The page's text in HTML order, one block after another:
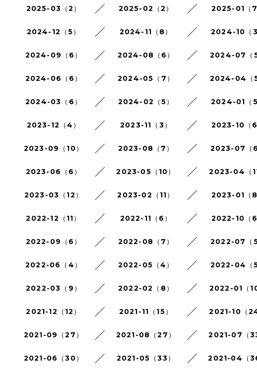
2025-03（2） 2025-02（2） 2025-01（7
2024-12（5） 2024-11（8） 2024-10（3
2024-09（6） 2024-08（6） 2024-07（5
2024-06（6） 2024-05（7） 2024-04（5
2024-03（6） 2024-02（5） 2024-01（5
2023-12（4） 2023-11（3） 2023-10（6
2023-09（10） 2023-08（7） 2023-07（6
2023-06（6） 2023-05（10） 2023-04（11
2023-03（12） 2023-02（11） 2023-01（8
2022-12（11） 2022-11（6） 2022-10（6
2022-09（6） 2022-08（7） 2022-07（5
2022-06（4） 2022-05（4） 2022-04（5
2022-03（9） 2022-02（8） 2022-01（10
2021-12（12） 2021-11（15） 2021-10（24
2021-09（27） 2021-08（27） 2021-07（33
2021-06（30） 2021-05（33） 2021-04（